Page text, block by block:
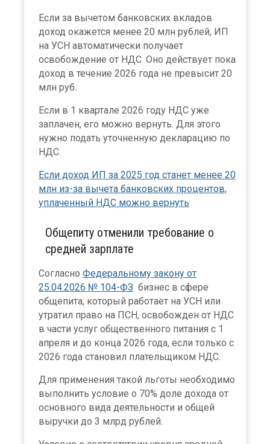
Если за вычетом банковских вкладов
доход окажется менее 20 млн рублей, ИП
на УСН автоматически получает
освобождение от НДС. Оно действует пока
доход в течение 2026 года не превысит 20
млн руб.
Если в 1 квартале 2026 году НДС уже
заплачен, его можно вернуть. Для этого
нужно подать уточненную декларацию по
НДС.
Если доход ИП за 2025 год станет менее 20
млн из-за вычета банковских процентов,
уплаченный НДС можно вернуть
Общепиту отменили требование о
средней зарплате
Согласно Федеральному закону от
25.04.2026 № 104-ФЗ бизнес в сфере
общепита, который работает на УСН или
утратил право на ПСН, освобожден от НДС
в части услуг общественного питания с 1
апреля и до конца 2026 года, если только с
2026 года становил плательщиком НДС.
Для применения такой льготы необходимо
выполнить условие о 70% доле дохода от
основного вида деятельности и общей
выручки до 3 млрд рублей.